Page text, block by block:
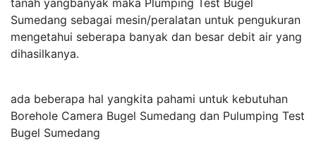
tanah yangbanyak maka Plumping Test Bugel
Sumedang sebagai mesin/peralatan untuk pengukuran
mengetahui seberapa banyak dan besar debit air yang
dihasilkanya.
ada beberapa hal yangkita pahami untuk kebutuhan
Borehole Camera Bugel Sumedang dan Pulumping Test
Bugel Sumedang